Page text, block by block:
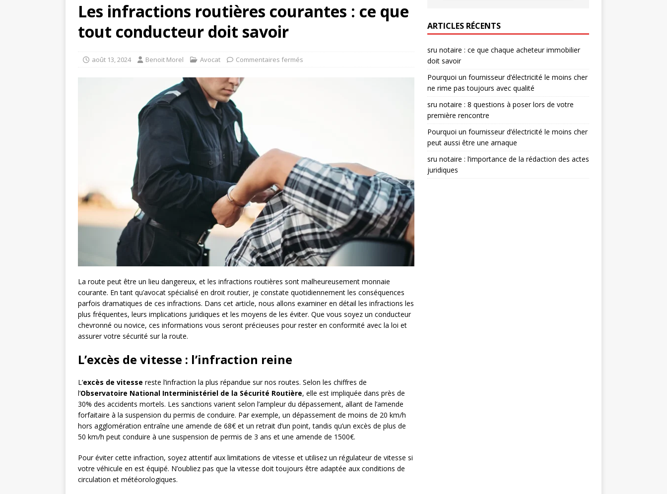
Les infractions routières courantes : ce que
tout conducteur doit savoir
août 13, 2024 Benoit Morel Avocat Commentaires fermés
La route peut être un lieu dangereux, et les infractions routières sont malheureusement monnaie
courante. En tant qu’avocat spécialisé en droit routier, je constate quotidiennement les conséquences
parfois dramatiques de ces infractions. Dans cet article, nous allons examiner en détail les infractions les
plus fréquentes, leurs implications juridiques et les moyens de les éviter. Que vous soyez un conducteur
chevronné ou novice, ces informations vous seront précieuses pour rester en conformité avec la loi et
assurer votre sécurité sur la route.
L’excès de vitesse : l’infraction reine
L’excès de vitesse reste l’infraction la plus répandue sur nos routes. Selon les chiffres de
l’Observatoire National Interministériel de la Sécurité Routière, elle est impliquée dans près de
30% des accidents mortels. Les sanctions varient selon l’ampleur du dépassement, allant de l’amende
forfaitaire à la suspension du permis de conduire. Par exemple, un dépassement de moins de 20 km/h
hors agglomération entraîne une amende de 68€ et un retrait d’un point, tandis qu’un excès de plus de
50 km/h peut conduire à une suspension de permis de 3 ans et une amende de 1500€.
Pour éviter cette infraction, soyez attentif aux limitations de vitesse et utilisez un régulateur de vitesse si
votre véhicule en est équipé. N’oubliez pas que la vitesse doit toujours être adaptée aux conditions de
circulation et météorologiques.
ARTICLES RÉCENTS
sru notaire : ce que chaque acheteur immobilier
doit savoir
Pourquoi un fournisseur d’électricité le moins cher
ne rime pas toujours avec qualité
sru notaire : 8 questions à poser lors de votre
première rencontre
Pourquoi un fournisseur d’électricité le moins cher
peut aussi être une arnaque
sru notaire : l’importance de la rédaction des actes
juridiques